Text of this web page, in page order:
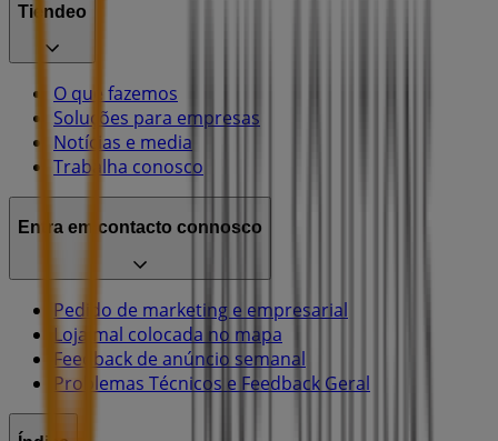
Tiendeo
O que fazemos
Soluções para empresas
Notícias e media
Trabalha conosco
Entra em contacto connosco
Pedido de marketing e empresarial
Loja mal colocada no mapa
Feedback de anúncio semanal
Problemas Técnicos e Feedback Geral